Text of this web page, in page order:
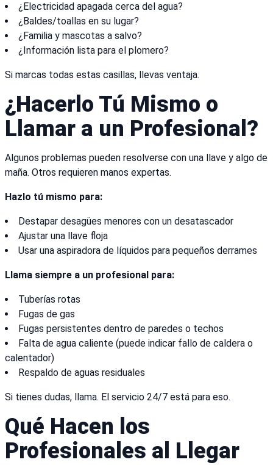
¿Electricidad apagada cerca del agua?
¿Baldes/toallas en su lugar?
¿Familia y mascotas a salvo?
¿Información lista para el plomero?
Si marcas todas estas casillas, llevas ventaja.
¿Hacerlo Tú Mismo o
Llamar a un Profesional?
Algunos problemas pueden resolverse con una llave y algo de
maña. Otros requieren manos expertas.
Hazlo tú mismo para:
Destapar desagües menores con un desatascador
Ajustar una llave floja
Usar una aspiradora de líquidos para pequeños derrames
Llama siempre a un profesional para:
Tuberías rotas
Fugas de gas
Fugas persistentes dentro de paredes o techos
Falta de agua caliente (puede indicar fallo de caldera o
calentador)
Respaldo de aguas residuales
Si tienes dudas, llama. El servicio 24/7 está para eso.
Qué Hacen los
Profesionales al Llegar